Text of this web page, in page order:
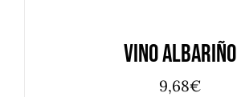
Vino Albariño
9,68€